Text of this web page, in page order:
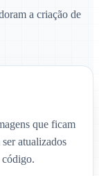
a criação de
que ficam
atualizados